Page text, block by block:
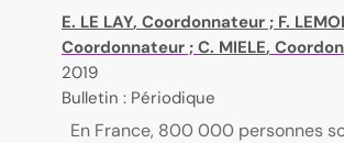
E. LE LAY, Coordonnateur ; F.
Coordonnateur ; C. MIELE,
2019
Bulletin : Périodique
En France, 800 000 personnes